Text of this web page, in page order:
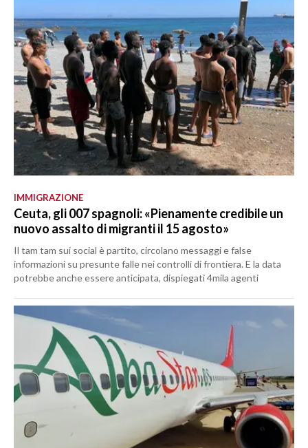
IMMIGRAZIONE
Ceuta, gli 007 spagnoli: «Pienamente credibile un
nuovo assalto di migranti il 15 agosto»
Il tam tam sui social è partito, circolano messaggi e false
informazioni su presunte falle nei controlli di frontiera. E la data
potrebbe anche essere anticipata, dispiegati 4mila agenti